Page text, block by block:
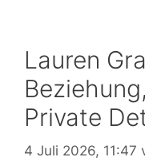
Lauren
Private
4 Juli 2026, 11:47